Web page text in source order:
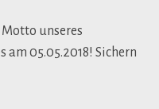
Motto unseres
05.05.2018! Sichern